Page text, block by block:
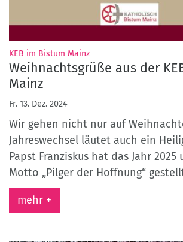
KEB im Bistum Mainz:
Weihnachtsgrüße aus der
Mainz
Fr. 13. Dez. 2024
Wir gehen nicht nur auf
Jahreswechsel läutet auch ein
Papst Franziskus hat das Jahr 2025
Motto „Pilger der Hoffnung“
mehr +